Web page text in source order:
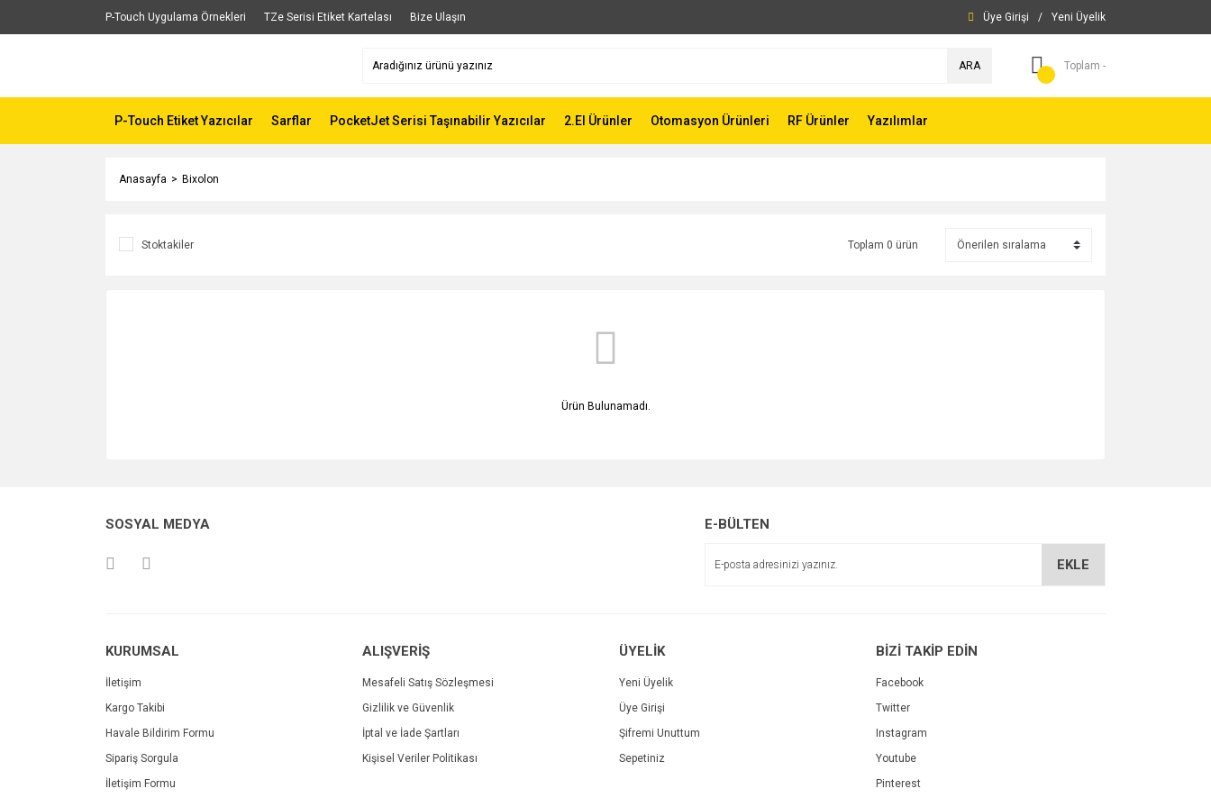
P-Touch Uygulama Örnekleri TZe Serisi Etiket Kartelası Bize Ulaşın Üye Girişi / Yeni Üyelik
ARA Toplam -
P-Touch Etiket Yazıcılar Sarflar PocketJet Serisi Taşınabilir Yazıcılar 2.El Ürünler Otomasyon Ürünleri RF Ürünler Yazılımlar
Anasayfa Bixolon
Stoktakiler Toplam 0 ürün
Ürün Bulunamadı.
SOSYAL MEDYA E-BÜLTEN
EKLE
KURUMSAL
İletişim
Kargo Takibi
Havale Bildirim Formu
Sipariş Sorgula
İletişim Formu
ALIŞVERİŞ
Mesafeli Satış Sözleşmesi
Gizlilik ve Güvenlik
İptal ve İade Şartları
Kişisel Veriler Politikası
ÜYELİK
Yeni Üyelik
Üye Girişi
Şifremi Unuttum
Sepetiniz
BİZİ TAKİP EDİN
Facebook
Twitter
Instagram
Youtube
Pinterest